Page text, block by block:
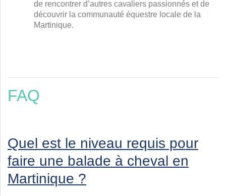
de rencontrer d’autres cavaliers passionnés et de
découvrir la communauté équestre locale de la
Martinique.
FAQ
Quel est le niveau requis pour
faire une balade à cheval en
Martinique ?